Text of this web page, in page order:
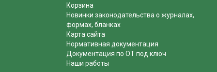
Корзина
Новинки законодательства о журналах,
формах, бланках
Карта сайта
Нормативная документация
Документация по ОТ под ключ
Наши работы